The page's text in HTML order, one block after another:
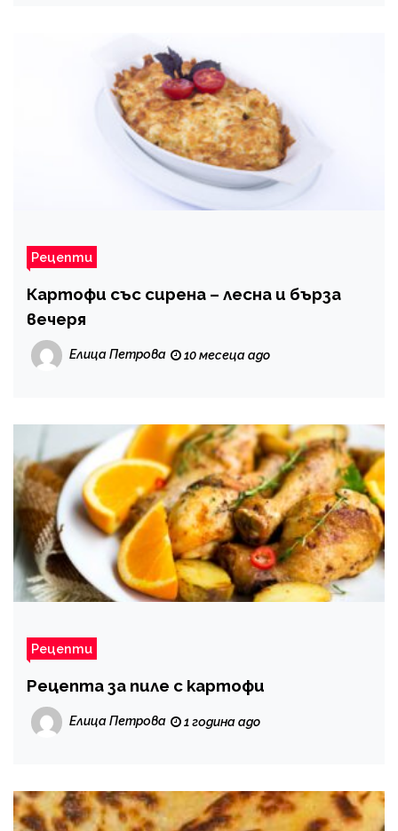
Рецепти
Картофи със сирена – лесна и бърза
вечеря
Елица Петрова 10 месеца ago
Рецепти
Рецепта за пиле с картофи
Елица Петрова 1 година ago